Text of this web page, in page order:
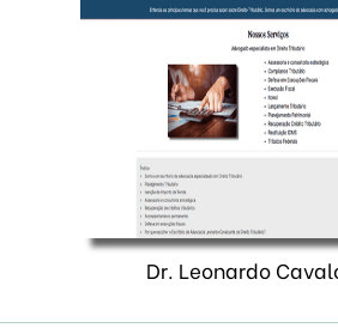
Dr. Leonardo